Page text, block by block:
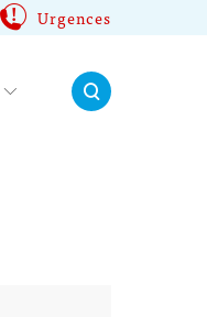
Urgences
Rechercher: